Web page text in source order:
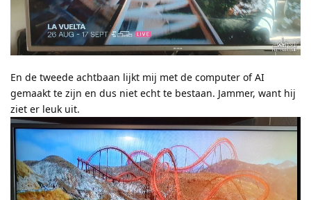
En de tweede achtbaan lijkt mij met de computer of AI
gemaakt te zijn en dus niet echt te bestaan. Jammer, want hij
ziet er leuk uit.